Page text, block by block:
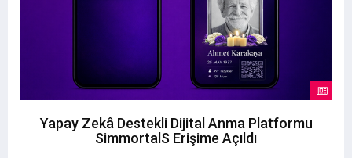
Yapay Zekâ Destekli Dijital Anma Platformu
SimmortalS Erişime Açıldı